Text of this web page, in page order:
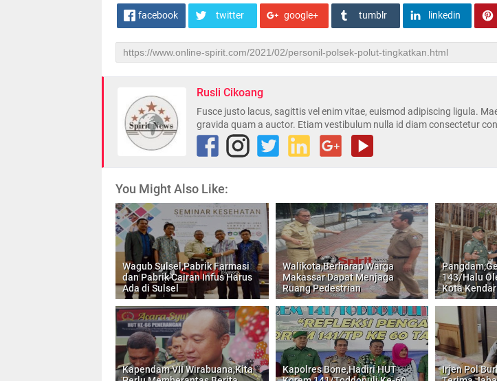
facebook twitter google+ tumblr linkedin
Rusli Cikoang
Fusce justo lacus, sagittis vel enim vitae, euismod adipiscing ligula.
gravida quam a auctor. Etiam vestibulum nulla id diam consectetur
You Might Also Like:
Wagub Sulsel,Pabrik Farmasi
dan Pabrik Cairan Infus Harus
Ada di Sulsel
Walikota,Berharap Warga
Makassar Dapat Menjaga
Ruang Pedestrian
143/Halu
Kota
Kapendam VII Wirabuana,Kita
Kapolres Bone,Hadiri HUT
Irjen Pol